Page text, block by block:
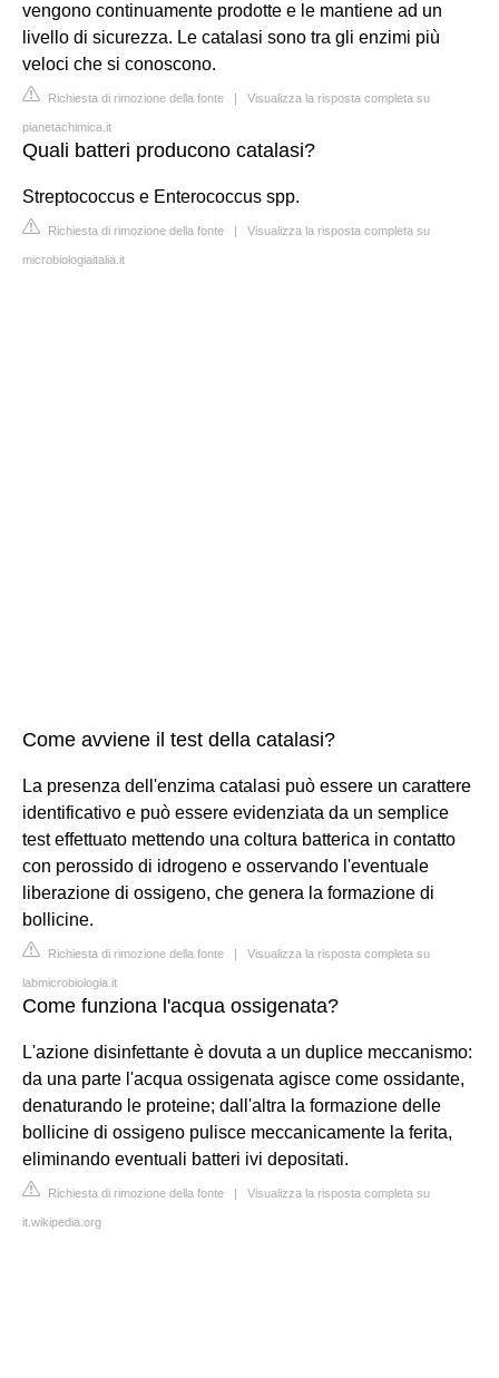
vengono continuamente prodotte e le mantiene ad un
livello di sicurezza. Le catalasi sono tra gli enzimi più
veloci che si conoscono.
Richiesta di rimozione della fonte | Visualizza la risposta completa su
pianetachimica.it
Quali batteri producono catalasi?
Streptococcus e Enterococcus spp.
Richiesta di rimozione della fonte | Visualizza la risposta completa su
microbiologiaitalia.it
Come avviene il test della catalasi?
La presenza dell'enzima catalasi può essere un carattere
identificativo e può essere evidenziata da un semplice
test effettuato mettendo una coltura batterica in contatto
con perossido di idrogeno e osservando l'eventuale
liberazione di ossigeno, che genera la formazione di
bollicine.
Richiesta di rimozione della fonte | Visualizza la risposta completa su
labmicrobiologia.it
Come funziona l'acqua ossigenata?
L'azione disinfettante è dovuta a un duplice meccanismo:
da una parte l'acqua ossigenata agisce come ossidante,
denaturando le proteine; dall'altra la formazione delle
bollicine di ossigeno pulisce meccanicamente la ferita,
eliminando eventuali batteri ivi depositati.
Richiesta di rimozione della fonte | Visualizza la risposta completa su
it.wikipedia.org